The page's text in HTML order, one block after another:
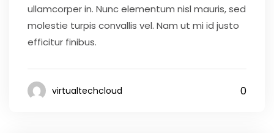
ullamcorper in. Nunc elementum nisl mauris, sed
molestie turpis convallis vel. Nam ut mi id justo
efficitur finibus.
virtualtechcloud 0